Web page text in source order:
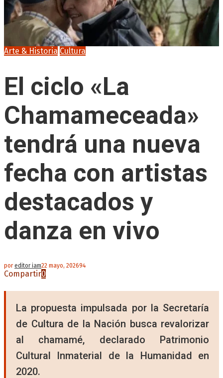
Arte & Historia Cultura
El ciclo «La
Chamameceada»
tendrá una nueva
fecha con artistas
destacados y
danza en vivo
poreditor iam22 mayo, 202694
Compartir0
La propuesta impulsada por la Secretaría
de Cultura de la Nación busca revalorizar
al chamamé, declarado Patrimonio
Cultural Inmaterial de la Humanidad en
2020.